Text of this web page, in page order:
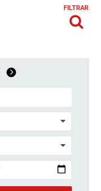
FILTRAR